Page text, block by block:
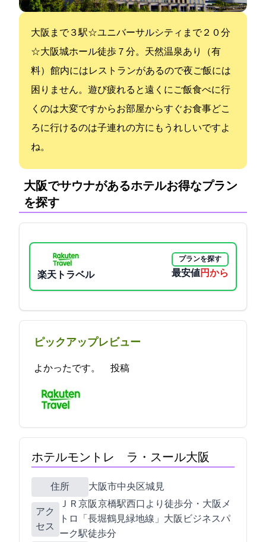
JR大阪まで３駅☆ユニバーサルシティまで２０分
☆大阪城ホール徒歩７分。天然温泉あり（有
料） 館内にはレストランがあるので夜ご飯には
困りません。遊び疲れると遠くにご飯食べに行
くのは大変ですからお部屋からすぐお食事どこ
ろに行けるのは子連れの方にもうれしいですよ
ね。
大阪でサウナがあるホテル:お得なプラン
を探す
楽天トラベル
プランを探す
最安値5500円から
ピックアップレビュー
よかったです。 2023-04-03 17:17:22投稿
ホテルモントレ ラ・スール大阪
住所 大阪市中央区城見2-2-22
アク
セス
ＪＲ/京阪 京橋駅西口より徒歩5分・大阪メ
トロ「長堀鶴見緑地線」大阪ビジネスパ
ーク駅徒歩5分